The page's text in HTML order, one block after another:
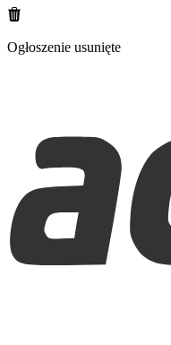
Ogłoszenie usunięte